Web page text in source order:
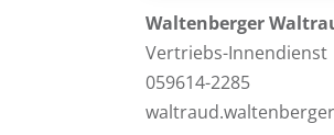
Waltenberger
Vertriebs-Innendienst
059614-2285